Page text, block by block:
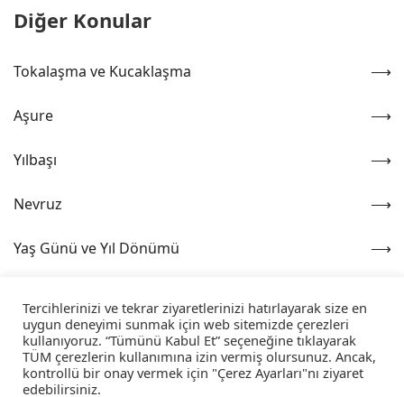
Diğer Konular
Tokalaşma ve Kucaklaşma
Aşure
Yılbaşı
Nevruz
Yaş Günü ve Yıl Dönümü
Tercihlerinizi ve tekrar ziyaretlerinizi hatırlayarak size en
uygun deneyimi sunmak için web sitemizde çerezleri
kullanıyoruz. “Tümünü Kabul Et” seçeneğine tıklayarak
TÜM çerezlerin kullanımına izin vermiş olursunuz. Ancak,
kontrollü bir onay vermek için "Çerez Ayarları"nı ziyaret
edebilirsiniz.